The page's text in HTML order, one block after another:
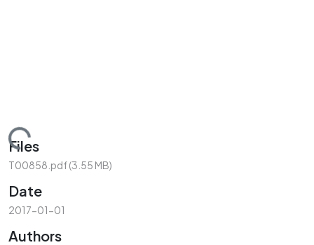
Loading...
Files
T00858.pdf(3.55 MB)
Date
2017-01-01
Authors